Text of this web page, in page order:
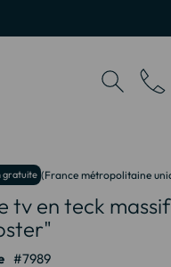
gratuite (France métropolitaine
tv en teck
7989